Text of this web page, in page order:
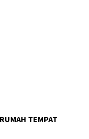
TEMPAT